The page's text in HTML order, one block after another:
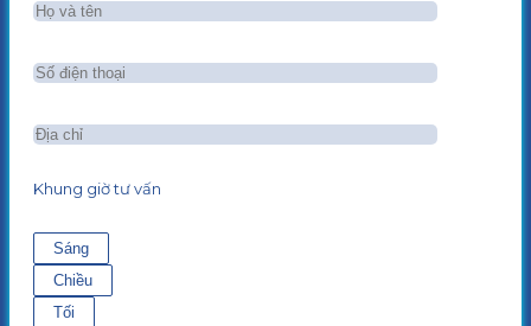
Khung giờ tư vấn
Sáng
Chiều
Tối